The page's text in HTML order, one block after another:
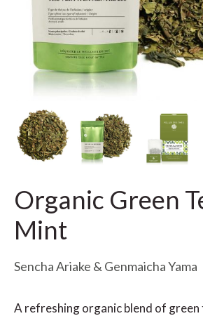
Organic Green
Mint
Sencha Ariake & Genmaicha Yama
A refreshing organic blend of green